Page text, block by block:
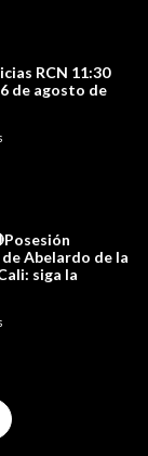
RCN 11:30
de agosto de
Abelardo de la
siga la